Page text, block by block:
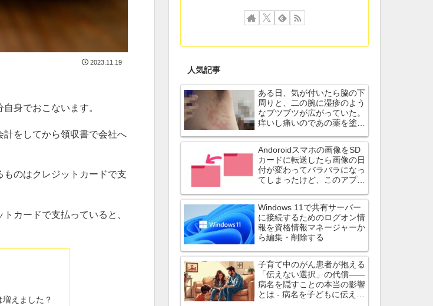
2023.11.19
身でおこないます。
をしてから領収書で会社へ
のはクレジットカードで支
カードで支払っていると、
えました？
人気記事
ある日、気が付いたら脇の下
周りと、二の腕に湿疹のよう
なブツブツが広がっていた。
痒いし痛いのであの薬を塗っ
Andoroidスマホの画像をSD
カードに転送したら画像の日
付が変わってバラバラになっ
てしまったけど、このアプリ
ます
Windows 11で共有サーバー
に接続するためのログオン情
報を資格情報マネージャーか
ら編集・削除する
子育て中のがん患者が抱える
「伝えない選択」の代償――
病名を隠すことの本当の影響
とは - 病名を子どもに伝えず